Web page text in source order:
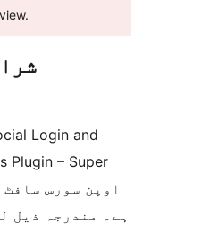
Login and
Plugin – Super
ہے۔ مندرجہ ذیل